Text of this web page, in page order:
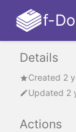
f-
Details
Created 2
Updated 2
Actions